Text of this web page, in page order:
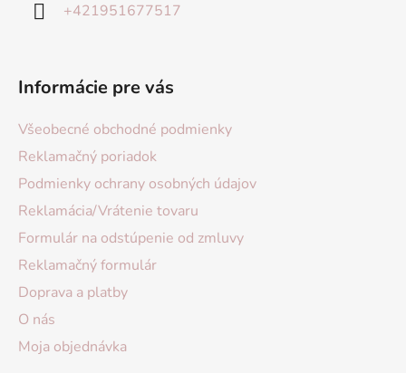
+421951677517
Informácie pre vás
Všeobecné obchodné podmienky
Reklamačný poriadok
Podmienky ochrany osobných údajov
Reklamácia/Vrátenie tovaru
Formulár na odstúpenie od zmluvy
Reklamačný formulár
Doprava a platby
O nás
Moja objednávka